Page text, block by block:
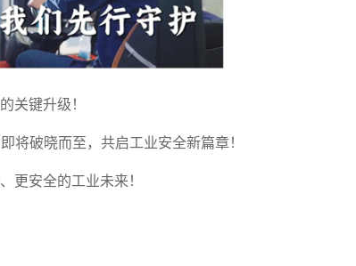
关键升级！
破晓而至，共启工业安全新篇章！
安全的工业未来！